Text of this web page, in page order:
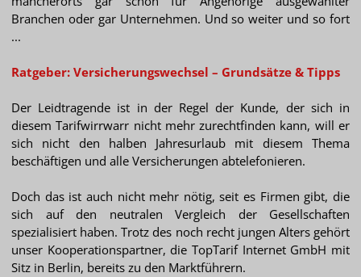
Branchen oder gar Unternehmen. Und so weiter und so fort
...
Ratgeber: Versicherungswechsel – Grundsätze & Tipps
Der Leidtragende ist in der Regel der Kunde, der sich in
diesem Tarifwirrwarr nicht mehr zurechtfinden kann, will er
sich nicht den halben Jahresurlaub mit diesem Thema
beschäftigen und alle Versicherungen abtelefonieren.
Doch das ist auch nicht mehr nötig, seit es Firmen gibt, die
sich auf den neutralen Vergleich der Gesellschaften
spezialisiert haben. Trotz des noch recht jungen Alters gehört
unser Kooperationspartner, die TopTarif Internet GmbH mit
Sitz in Berlin, bereits zu den Marktführern.